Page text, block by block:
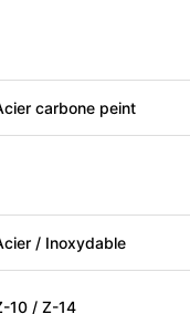
Acier carbone peint
Acier / Inoxydable
Z-10 / Z-14